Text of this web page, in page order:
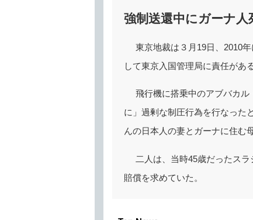
強制送還中にガーナ人
東京地裁は３月19日、2010
して東京入国管理局に責任が
飛行機に搭乗中のアブバカ
に」過剰な制圧行為を行なった
んの日本人の妻とガーナに住む
二人は、当時45歳だったス
賠償を求めていた。